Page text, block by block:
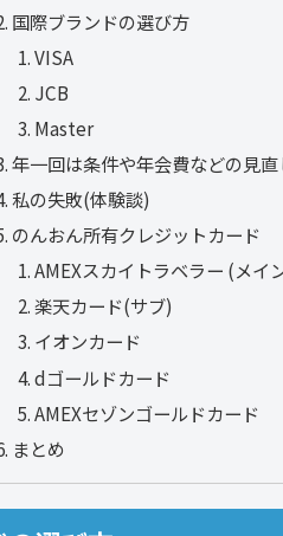
国際ブランドの選び方
VISA
JCB
Master
年一回は条件や年会費などの見直
私の失敗(体験談)
のんおん所有クレジットカード
AMEXスカイトラベラー (メイ
楽天カード(サブ)
イオンカード
dゴールドカード
AMEXセゾンゴールドカード
まとめ